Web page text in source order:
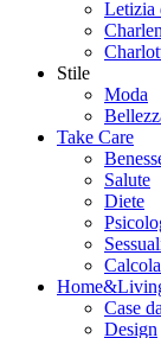
Letizia
Stile
Moda
Take Care
Salute
Diete
Case
Design